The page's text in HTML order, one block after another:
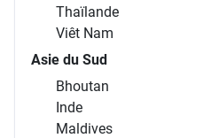
Thaïlande
Viêt Nam
Asie du Sud
Bhoutan
Inde
Maldives